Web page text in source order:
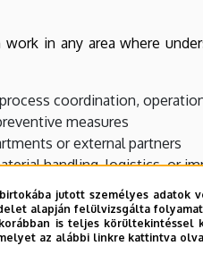
in any area where
coordination,
measures
or external partners
handling, logistics, or
a team within a
jutott személyes adatok
alapján felülvizsgálta
is teljes
az alábbi linkre kattintva